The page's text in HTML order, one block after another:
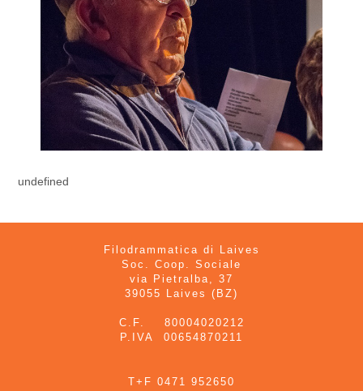
undefined
Filodrammatica di Laives
Soc. Coop. Sociale
via Pietralba, 37
39055 Laives (BZ)
C.F. 80004020212
P.IVA 00654870211
T+F 0471 952650